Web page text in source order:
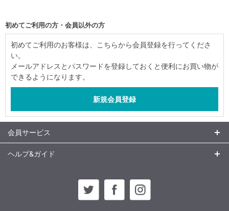
初めてご利用の方・会員以外の方
初めてご利用のお客様は、こちらから会員登録を行ってくださ
い。
メールアドレスとパスワードを登録しておくと便利にお買い物が
できるようになります。
会員サービス
ヘルプ&ガイド